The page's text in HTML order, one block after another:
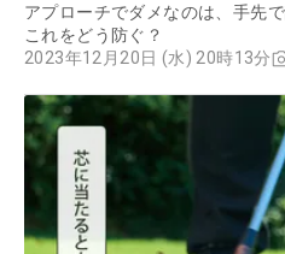
アプローチでダメなのは、手先
これをどう防ぐ？
2023年12月20日 (水) 20時13分